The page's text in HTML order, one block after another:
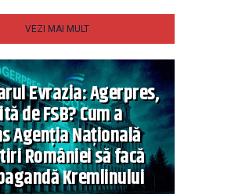
VEZI MAI MULT
Evrazia: Agerpres,
de FSB? Cum a
Agenția Națională
României să facă
Kremlinului